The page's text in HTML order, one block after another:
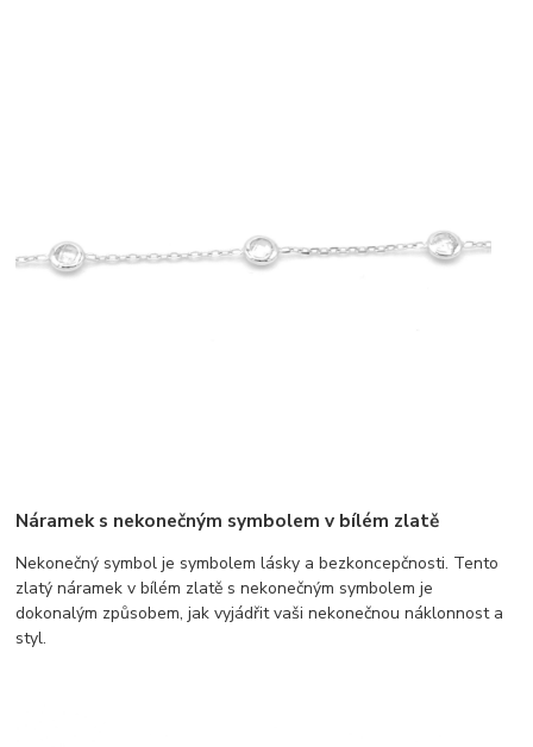
Náramek s nekonečným symbolem v bílém zlatě
Nekonečný symbol je symbolem lásky a bezkoncepčnosti. Tento
zlatý náramek v bílém zlatě s nekonečným symbolem je
dokonalým způsobem, jak vyjádřit vaši nekonečnou náklonnost a
styl.